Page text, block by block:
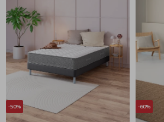
50 60